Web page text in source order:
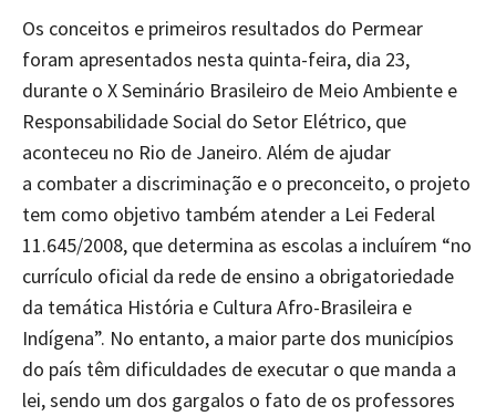
Os conceitos e primeiros resultados do Permear
foram apresentados nesta quinta-feira, dia 23,
durante o X Seminário Brasileiro de Meio Ambiente e
Responsabilidade Social do Setor Elétrico, que
aconteceu no Rio de Janeiro. Além de ajudar
a combater a discriminação e o preconceito, o projeto
tem como objetivo também atender a Lei Federal
11.645/2008, que determina as escolas a incluírem “no
currículo oficial da rede de ensino a obrigatoriedade
da temática História e Cultura Afro-Brasileira e
Indígena”. No entanto, a maior parte dos municípios
do país têm dificuldades de executar o que manda a
lei, sendo um dos gargalos o fato de os professores